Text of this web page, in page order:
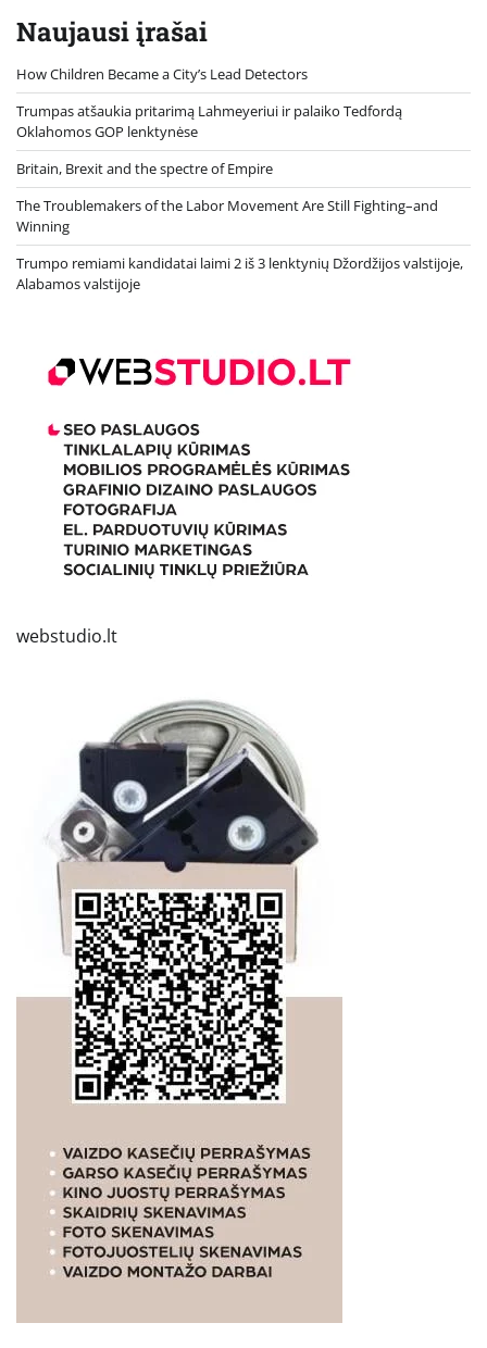
Naujausi įrašai
How Children Became a City’s Lead Detectors
Trumpas atšaukia pritarimą Lahmeyeriui ir palaiko Tedfordą
Oklahomos GOP lenktynėse
Britain, Brexit and the spectre of Empire
The Troublemakers of the Labor Movement Are Still Fighting–and
Winning
Trumpo remiami kandidatai laimi 2 iš 3 lenktynių Džordžijos valstijoje,
Alabamos valstijoje
webstudio.lt